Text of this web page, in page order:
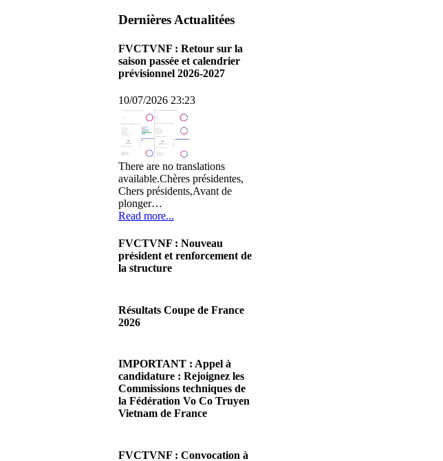
Dernières Actualitées
FVCTVNF : Retour sur la
saison passée et calendrier
prévisionnel 2026-2027
10/07/2026 23:23
There are no translations
available.Chères présidentes,
Chers présidents,Avant de
plonger…
Read more...
FVCTVNF : Nouveau
président et renforcement de
la structure
There are no translations
available.Chères Présidentes,
Read more...
Résultats Coupe de France
2026
There are no translations
available.Cliquez sur ce lien
pour accéder aux résultats
Read more...
IMPORTANT : Appel à
candidature : Rejoignez les
Commissions techniques de
la Fédération Vo Co Truyen
Vietnam de France
There are no translations
FVCTVNF : Convocation à